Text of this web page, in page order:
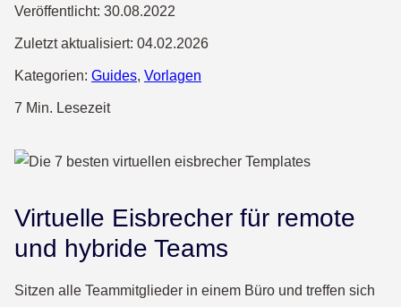
Veröffentlicht: 30.08.2022
Zuletzt aktualisiert: 04.02.2026
Kategorien: Guides, Vorlagen
7 Min. Lesezeit
Virtuelle Eisbrecher für remote
und hybride Teams
Sitzen alle Teammitglieder in einem Büro und treffen sich